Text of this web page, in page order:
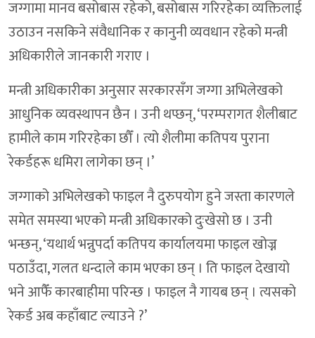
जग्गामा मानव बसोबास रहेको, बसोबास गरिरहेका व्यक्तिलाई
उठाउन नसकिने संवैधानिक र कानुनी व्यवधान रहेको मन्त्री
अधिकारीले जानकारी गराए ।
मन्त्री अधिकारीका अनुसार सरकारसँग जग्गा अभिलेखको
आधुनिक व्यवस्थापन छैन । उनी थप्छन्, ‘परम्परागत शैलीबाट
हामीले काम गरिरहेका छौँ । त्यो शैलीमा कतिपय पुराना
रेकर्डहरू धमिरा लागेका छन् ।’
जग्गाको अभिलेखको फाइल नै दुरुपयोग हुने जस्ता कारणले
समेत समस्या भएको मन्त्री अधिकारको दुःखेसो छ । उनी
भन्छन्, ‘यथार्थ भन्नुपर्दा कतिपय कार्यालयमा फाइल खोज्न
पठाउँदा, गलत धन्दाले काम भएका छन् । ति फाइल देखायो
भने आफैँ कारबाहीमा परिन्छ । फाइल नै गायब छन् । त्यसको
रेकर्ड अब कहाँबाट ल्याउने ?’